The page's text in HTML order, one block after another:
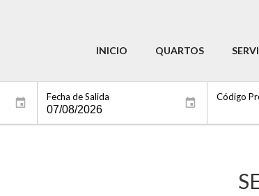
INICIO QUARTOS
Fecha de Salida Código